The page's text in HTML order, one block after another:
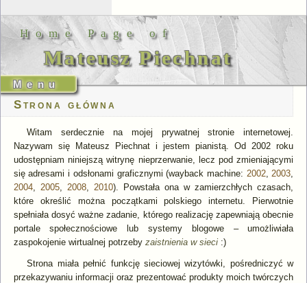
Home Page of
Mateusz Piechnat
Strona główna
Witam serdecznie na mojej prywatnej stronie internetowej.
Nazywam się Mateusz Piechnat i jestem pianistą. Od 2002 roku
udostępniam niniejszą witrynę nieprzerwanie, lecz pod zmieniającymi
się adresami i odsłonami graficznymi (wayback machine: 2002,2003,
2004, 2005, 2008, 2010). Powstała ona w zamierzchłych czasach,
które określić można początkami polskiego internetu. Pierwotnie
spełniała dosyć ważne zadanie, którego realizację zapewniają obecnie
portale społecznościowe lub systemy blogowe – umożliwiała
zaspokojenie wirtualnej potrzeby zaistnienia w sieci:)
Strona miała pełnić funkcję sieciowej wizytówki, pośredniczyć w
przekazywaniu informacji oraz prezentować produkty moich twórczych